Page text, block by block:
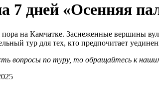
7 дней «Осенняя
на Камчатке. Заснеженные вершины
тур для тех, кто предпочитает
вопросы по туру, то обращайтесь к